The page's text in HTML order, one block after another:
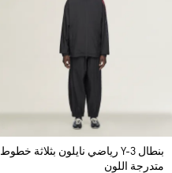
بنطال Y-3 رياضي نايلون بثلاثة خطوط
متدرجة اللون